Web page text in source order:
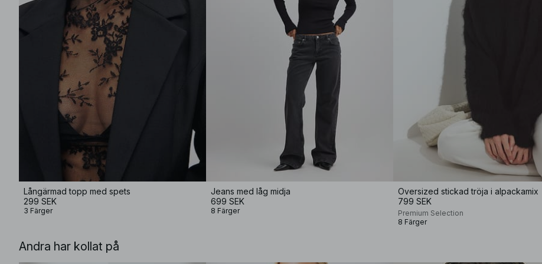
Långärmad topp med spets
299 SEK
3 Färger
Jeans med låg midja
699 SEK
8 Färger
Oversized stickad tröja i alpackamix
799 SEK
Premium Selection
8 Färger
Andra har kollat på